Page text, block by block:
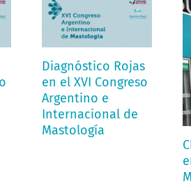
Diagnóstico Rojas
en el XVI Congreso
Argentino e
Internacional de
Mastología